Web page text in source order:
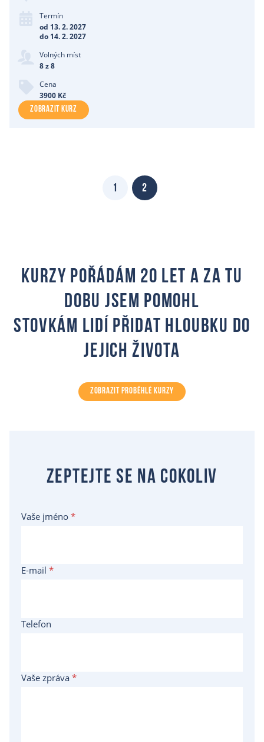
Termín
od 13. 2. 2027
do 14. 2. 2027
Volných míst
8 z 8
Cena
3900 Kč
ZOBRAZIT KURZ
1 2
Kurzy pořádám 20 let a za tu
dobu jsem pomohl
stovkám lidí přidat hloubku do
jejich života
ZOBRAZIT PROBĚHLÉ KURZY
Zeptejte se na cokoliv
Vaše jméno *
E-mail *
Telefon
Vaše zpráva *